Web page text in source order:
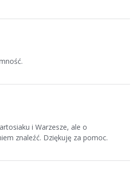
i Warzesze, ale o
znaleźć. Dziękuję za pomoc.